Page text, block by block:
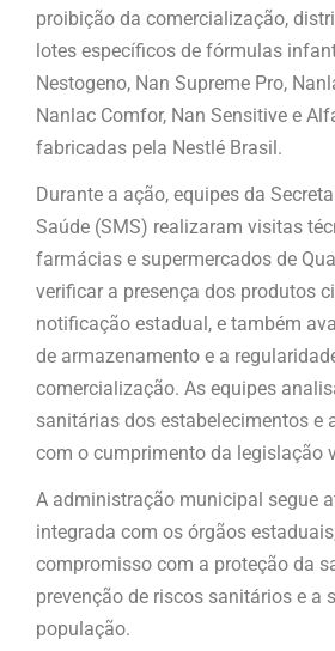
proibição da comercialização,
lotes específicos de fórmulas
Nestogeno, Nan Supreme Pro,
Nanlac Comfor, Nan Sensitive e
fabricadas pela Nestlé Brasil.
Durante a ação, equipes da
Saúde (SMS) realizaram visitas
farmácias e supermercados de
verificar a presença dos produtos
notificação estadual, e também
de armazenamento e a
comercialização. As equipes
sanitárias dos estabelecimentos e
com o cumprimento da legislação
A administração municipal segue
integrada com os órgãos
compromisso com a proteção da
prevenção de riscos sanitários e a
população.